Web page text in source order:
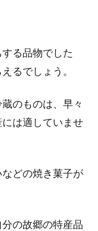
る品物でした
るでしょう。
のものは、早々
は適していませ
どの焼き菓子が
の故郷の特産品